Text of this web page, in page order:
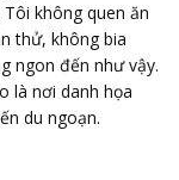
không quen ăn
thử, không bia
ngon đến như vậy.
là nơi danh họa
du ngoạn.